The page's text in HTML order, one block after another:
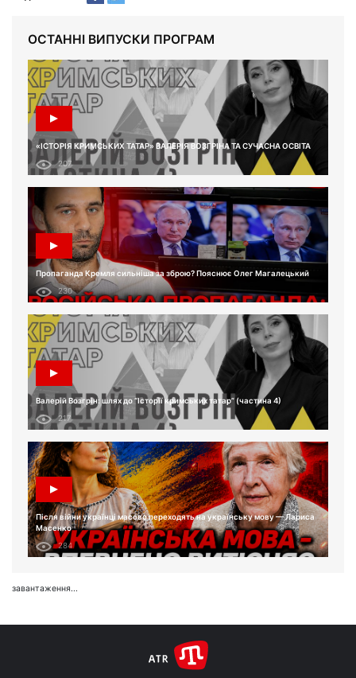
ОСТАННІ ВИПУСКИ ПРОГРАМ
«ІСТОРІЯ КРИМСЬКИХ ТАТАР» ВАЛЕРІЯ ВОЗГРІНА ТА СУЧАСНА ОСВІТА
207
Пропаганда Кремля сильніша за зброю? Пояснює Олег Магалецький
230
Валерій Возгрін: шлях до “Історії кримських татар” (частина 4)
217
Після війни українці масово переходять на українську мову — Лариса
Масенко
284
завантаження...